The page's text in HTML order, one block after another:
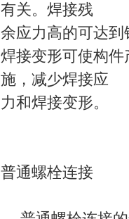
有关。焊接残
余应力高的可达
焊接变形可使构
施，减少焊接应
力和焊接变形。
普通螺栓连接